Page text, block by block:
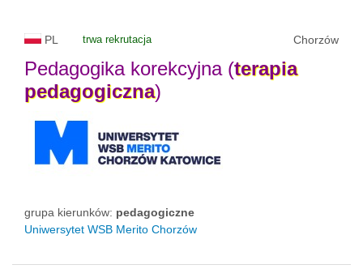
PL trwa rekrutacja Chorzów
Pedagogika korekcyjna (terapia
pedagogiczna)
grupa kierunków: pedagogiczne
Uniwersytet WSB Merito Chorzów